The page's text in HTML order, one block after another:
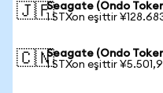
🇯🇵Seagate (Ondo
1 STXon eşittir
🇨🇳Seagate (Ondo
1 STXon eşittir